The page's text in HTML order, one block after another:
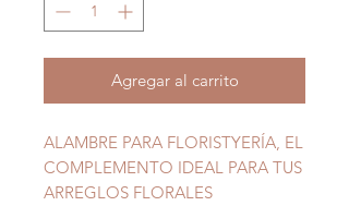
Agregar al carrito
ALAMBRE PARA FLORISTYERÍA, EL
COMPLEMENTO IDEAL PARA TUS
ARREGLOS FLORALES